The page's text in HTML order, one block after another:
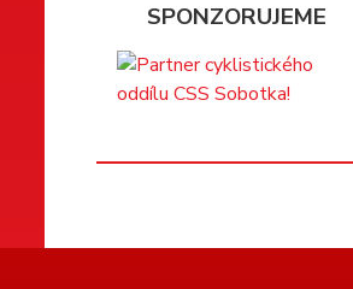
SPONZORUJEME